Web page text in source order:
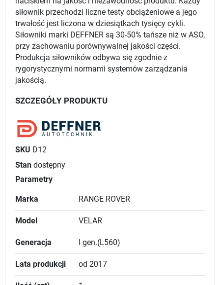
siłownik przechodzi liczne testy obciążeniowe a jego
trwałość jest liczona w dziesiątkach tysięcy cykli.
Siłowniki marki DEFFNER są 30-50% tańsze niż w ASO,
przy zachowaniu porównywalnej jakości części.
Produkcja siłowników odbywa się zgodnie z
rygorystycznymi normami systemów zarządzania
jakością.
SZCZEGÓŁY PRODUKTU
SKU D12
Stan dostępny
Parametry
Marka RANGE ROVER
Model VELAR
Generacja I gen.(L560)
Lata produkcji od 2017